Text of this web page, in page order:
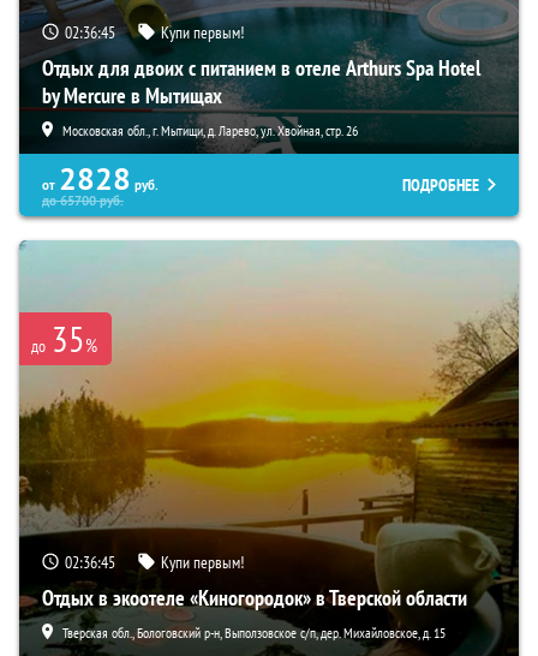
02:36:44 Купи первым!
Отдых для двоих с питанием в отеле Arthurs Spa Hotel
by Mercure в Мытищах
Московская обл., г. Мытищи, д. Ларево, ул. Хвойная, стр. 26
от 2828 руб.
до65700руб.
ПОДРОБНЕЕ
до 35%
02:36:44 Купи первым!
Отдых в экоотеле «Киногородок» в Тверской области
Тверская обл., Бологовский р-н, Выползовское с/п, дер. Михайловское, д. 15